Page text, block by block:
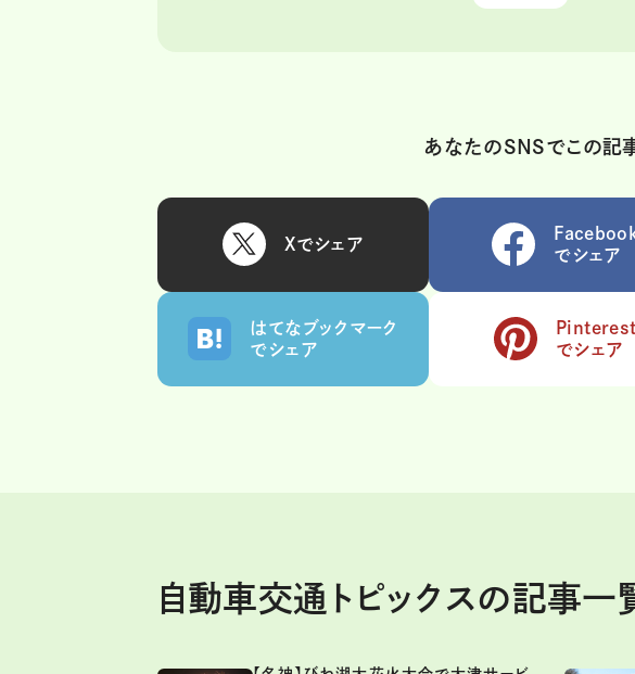
あなたのSNSでこの記
Xでシェア
でシェア
はてなブックマーク
でシェア
Pinterest
でシェア
自動車交通トピックスの記事一